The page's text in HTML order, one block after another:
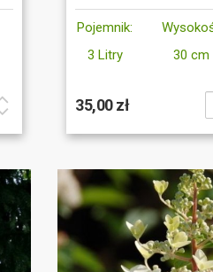
Pojemnik:
3 Litry
30 cm
35,00 zł